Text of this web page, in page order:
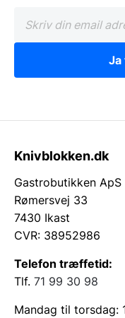
Ja
Knivblokken.dk
Gastrobutikken ApS
Rømersvej 33
7430 Ikast
CVR: 38952986
Telefon træffetid:
Tlf. 71 99 30 98
Mandag til torsdag: